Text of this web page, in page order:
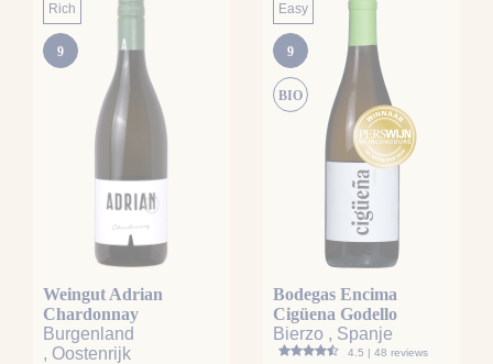
Rich
9
Weingut Adrian
Chardonnay
Burgenland
, Oostenrijk
Easy
9
BIO
Bodegas Encima
Cigüena Godello
Bierzo , Spanje
4.5 | 48 reviews